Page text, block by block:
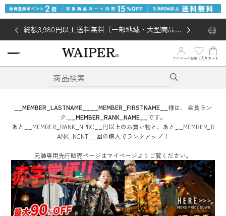
総額3,980円以上送料無料（一部地域・大型商品対
マイページ お気に入り カート
__MEMBER_LASTNAME__ __MEMBER_FIRSTNAME__ 様は、
会員ラン
ク: __MEMBER_RANK_NAME__ です。
あと
__MEMBER_RANK_NPRC__ 円以上のお買い物と、あと
__MEMBER_R
ANK_NCNT__ 回の購入でランクアップ！
元帥専用先行販売ページはマイページよりご覧ください。